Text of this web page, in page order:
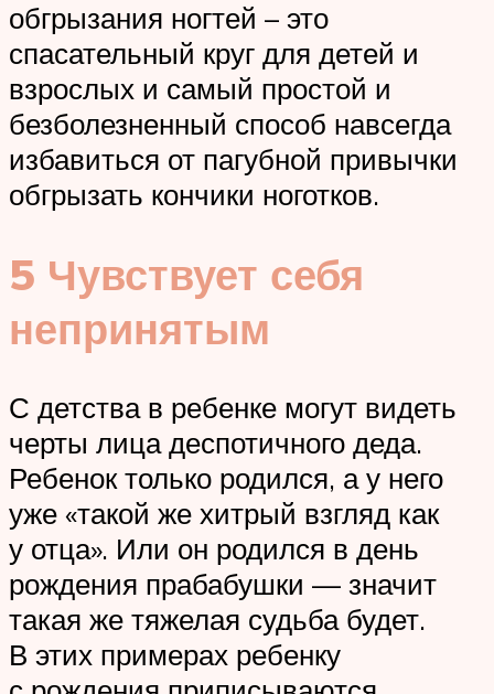
обгрызания ногтей – это
спасательный круг для детей и
взрослых и самый простой и
безболезненный способ навсегда
избавиться от пагубной привычки
обгрызать кончики ноготков.
5 Чувствует себя
непринятым
С детства в ребенке могут видеть
черты лица деспотичного деда.
Ребенок только родился, а у него
уже «такой же хитрый взгляд как
у отца». Или он родился в день
рождения прабабушки — значит
такая же тяжелая судьба будет.
В этих примерах ребенку